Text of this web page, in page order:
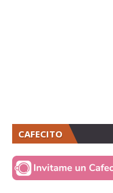
CAFECITO